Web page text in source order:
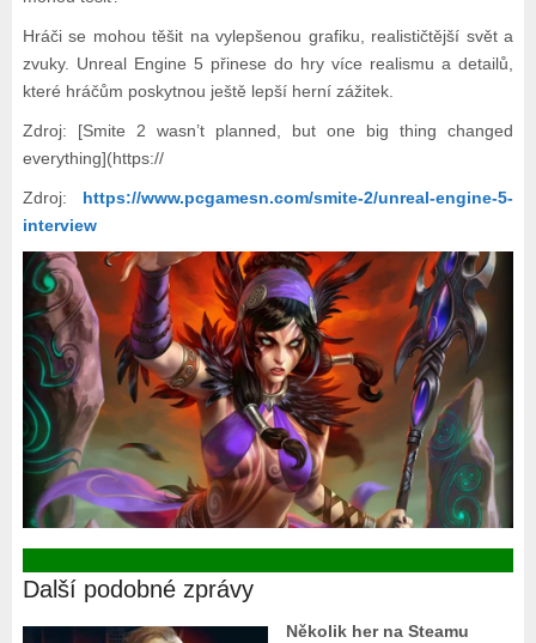
Hráči se mohou těšit na vylepšenou grafiku, realističtější svět a
zvuky. Unreal Engine 5 přinese do hry více realismu a detailů,
které hráčům poskytnou ještě lepší herní zážitek.
Zdroj: [Smite 2 wasn’t planned, but one big thing changed
everything](https://
Zdroj: https://www.pcgamesn.com/smite-2/unreal-engine-5-
interview
Další podobné zprávy
Několik her na Steamu